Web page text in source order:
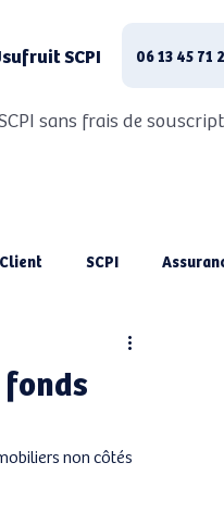
SCPI
sans frais de
06 13 45 71
SCPI
non côtés